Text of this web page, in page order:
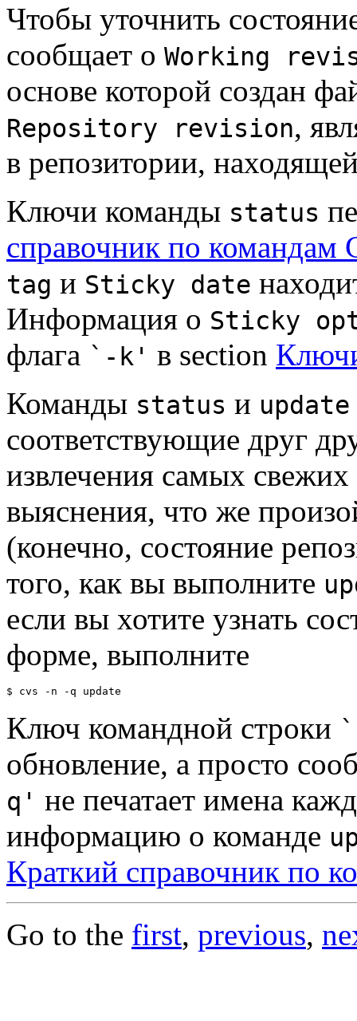
Чтобы уточнить
сообщает о Working
основе которой создан
Repository revision,
в репозитории,
Ключи команды status
справочник по командам
tag и Sticky date
Информация о Sticky
флага `-k' в section
Команды status и update
соответствующие друг
извлечения самых
выяснения, что же
(конечно, состояние
того, как вы выполните
если вы хотите узнать
форме, выполните
Ключ командной строки
обновление, а просто
q' не печатает имена
информацию о команде
Краткий справочник по
Go to the first, previous,